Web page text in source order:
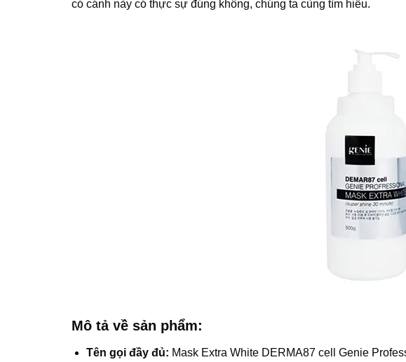
có cánh này có thực sự đúng không, chúng ta cùng tìm hiểu.
Mô tả về sản phẩm:
Tên gọi đầy đủ: Mask Extra White DERMA87 cell Genie